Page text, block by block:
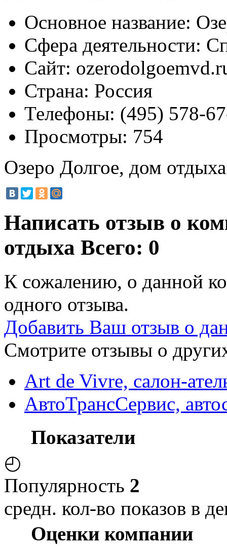
Основное название:
Сфера деятельности:
Сайт:
Страна: Россия
Телефоны: (495) 578-
Просмотры: 754
Озеро Долгое, дом отдыха
Написать отзыв о
отдыха Всего: 0
К сожалению, о данной
одного отзыва.
Добавить Ваш отзыв о
Смотрите отзывы о
Art de Vivre, салон-
АвтоТрансСервис,
Показатели
◴
Популярность 2
средн. кол-во показов в
Оценки компании